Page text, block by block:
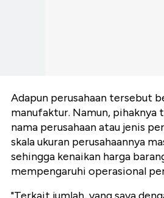
Adapun perusahaan tersebut
manufaktur. Namun, pihaknya
nama perusahaan atau jenis
skala ukuran perusahaannya
sehingga kenaikan harga
mempengaruhi operasional